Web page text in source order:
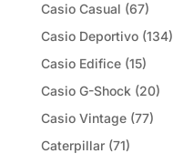
Casio Casual (67)
Casio Deportivo (134)
Casio Edifice (15)
Casio G-Shock (20)
Casio Vintage (77)
Caterpillar (71)